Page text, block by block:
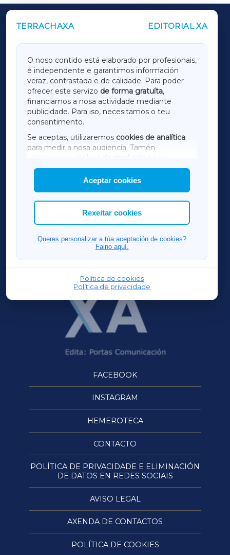
TERRACHAXA EDITORIAL XA
O noso contido está elaborado por profesionais,
é independente e garantimos información
veraz, contrastada e de calidade. Para poder
ofrecer este servizo de forma gratuíta,
financiamos a nosa actividade mediante
publicidade. Para iso, necesitamos o teu
consentimento.
Se aceptas, utilizaremos cookies de analítica
para medir a nosa audiencia. Tamén
utilizaremos
cookies de marketing
mostrar publicidade de terceiros.
Así mesmo, podes personalizar a elección das
cookies que desexas permitir.
Aceptar cookies
Rexeitar cookies
Queres personalizar a túa aceptación de cookies?
Faino aquí.
Política de cookies
Política de privacidade
OUTROS PERIÓDICOS
LUGOXA
TERRACHAXA
AMARIÑAXA
RIBEIRASACRAXA
ACORUÑAXA
FERROLXA
OURENSEXA
FACEBOOK
INSTAGRAM
HEMEROTECA
CONTACTO
POLÍTICA DE PRIVACIDADE E ELIMINACIÓN
DE DATOS EN REDES SOCIAIS
AVISO LEGAL
AXENDA DE CONTACTOS
POLÍTICA DE COOKIES